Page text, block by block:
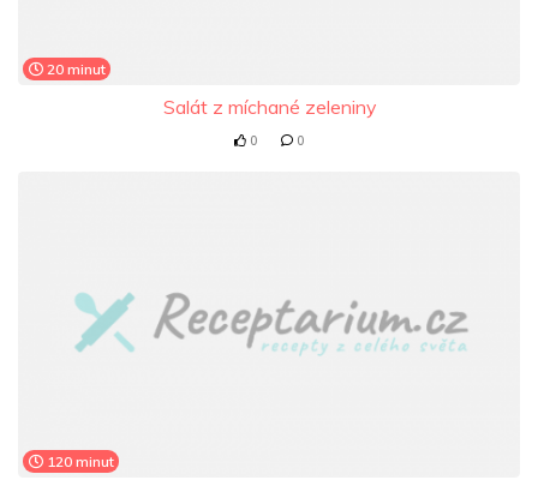
20 minut
Salát z míchané zeleniny
0 0
120 minut